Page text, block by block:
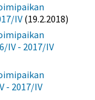
IV (19.2.2018)
IV - 2017/IV
- 2017/IV